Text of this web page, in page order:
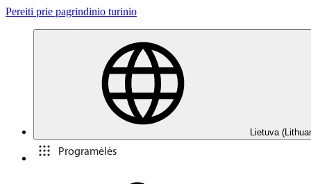
Pereiti prie pagrindinio turinio
Lietuva
Programėlės